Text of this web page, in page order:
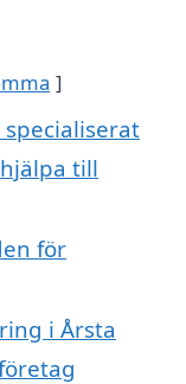
till
för
i Årsta